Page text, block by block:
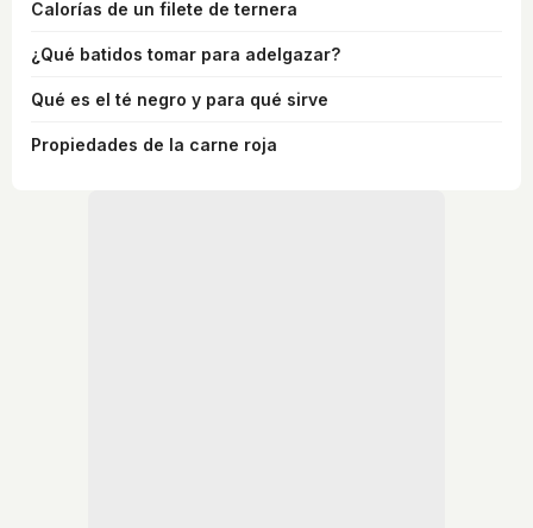
Calorías de un filete de ternera
¿Qué batidos tomar para adelgazar?
Qué es el té negro y para qué sirve
Propiedades de la carne roja